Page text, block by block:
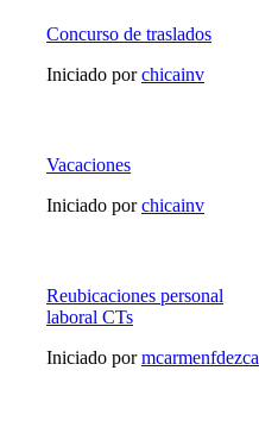
Concurso de traslados
Iniciado porchicainv
Vacaciones
Iniciado porchicainv
Reubicaciones personal
laboral CTs
Iniciado pormcarmenfdezca